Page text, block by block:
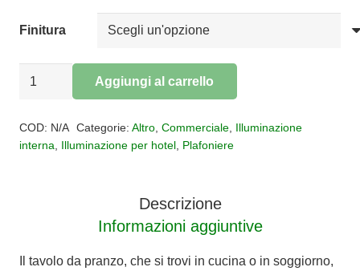
Finitura
Plafoniera
LUCE
Aggiungi al carrello
COD: N/A Categorie: Altro, Commerciale, Illuminazione
interna
Illuminazione per hotel Plafoniere
Descrizione
Informazioni aggiuntive
Il tavolo da pranzo, che si trovi in cucina o in soggiorno,